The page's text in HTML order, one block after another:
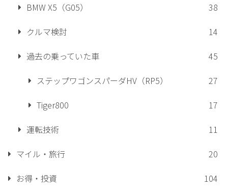
BMW X5（G05）
38
クルマ検討
14
過去の乗っていた車
45
ステップワゴンスパーダHV（RP5）
27
Tiger800
17
運転技術
11
マイル・旅行
20
お得・投資
104